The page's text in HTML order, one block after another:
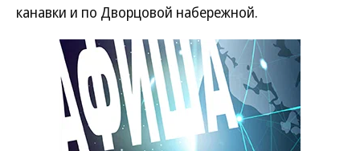
канавки и по Дворцовой набережной.